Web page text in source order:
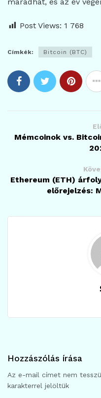
Post Views: 1 768
Címkék: Bitcoin (BTC)
Mémcoinok vs.
Ethereum (ETH)
előrejelzés:
Hozzászólás írása
Az e-mail címet nem
karakterrel jelöltük